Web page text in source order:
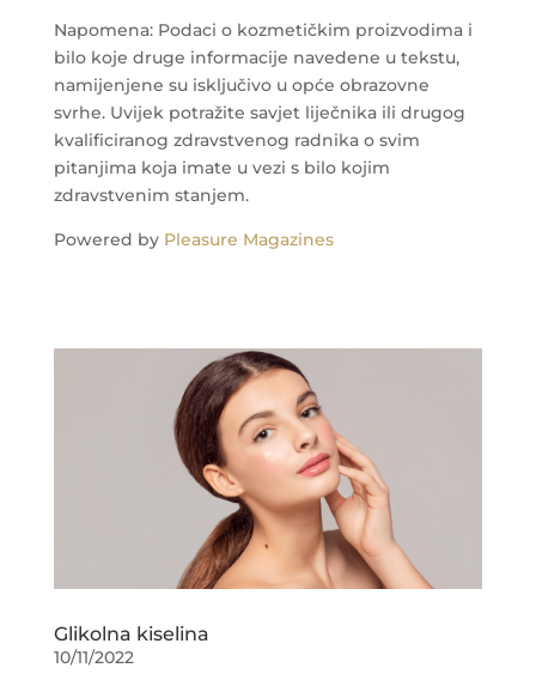
Napomena: Podaci o kozmetičkim proizvodima i
bilo koje druge informacije navedene u tekstu,
namijenjene su isključivo u opće obrazovne
svrhe. Uvijek potražite savjet liječnika ili drugog
kvalificiranog zdravstvenog radnika o svim
pitanjima koja imate u vezi s bilo kojim
zdravstvenim stanjem.
Powered by Pleasure Magazines
Glikolna kiselina
10/11/2022